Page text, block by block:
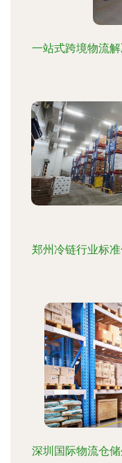
一站式跨境物流
郑州冷链行业标
深圳国际物流仓